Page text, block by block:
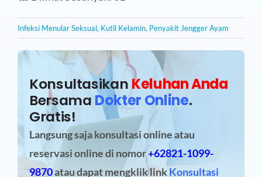
Infeksi Menular Seksual, Kutil Kelamin, Penyakit Jengger Ayam
Konsultasikan Keluhan Anda
BersamaDokter Online.
Gratis!
Langsung saja konsultasi online atau
reservasi onlinedi nomor+62821-1099-
9870atau dapat mengklik linkKonsultasi